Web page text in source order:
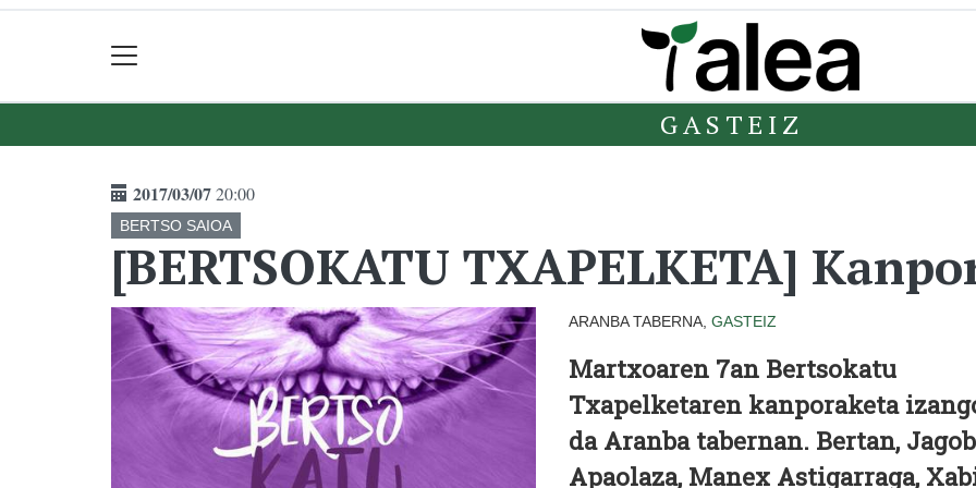
GASTEIZ
2017/03/0720:00
BERTSO SAIOA
[BERTSOKATU TXAPELKETA]
ARANBA TABERNA, GASTEIZ
Martxoaren 7an Bertsokatu
Txapelketaren kanporaketa
da Aranba tabernan. Bertan,
Apaolaza, Manex Astigarraga,